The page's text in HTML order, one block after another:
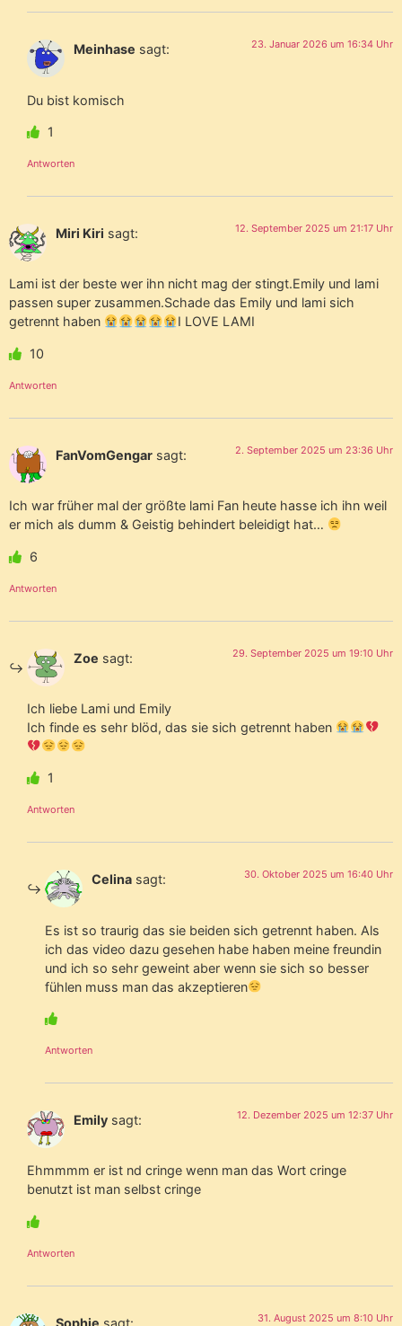
Meinhase sagt: 23. Januar 2026 um 16:34 Uhr
Du bist komisch
1
Antworten
Miri Kiri sagt: 12. September 2025 um 21:17 Uhr
Lami ist der beste wer ihn nicht mag der stingt.Emily und lami
passen super zusammen.Schade das Emily und lami sich
getrennt haben
I LOVE LAMI
10
Antworten
FanVomGengar sagt: 2. September 2025 um 23:36 Uhr
Ich war früher mal der größte lami Fan heute hasse ich ihn weil
er mich als dumm & Geistig behindert beleidigt hat…
6
Antworten
Zoe sagt: 29. September 2025 um 19:10 Uhr
Ich liebe Lami und Emily
Ich finde es sehr blöd, das sie sich getrennt haben
1
Antworten
Celina sagt: 30. Oktober 2025 um 16:40 Uhr
Es ist so traurig das sie beiden sich getrennt haben. Als
ich das video dazu gesehen habe haben meine freundin
und ich so sehr geweint aber wenn sie sich so besser
fühlen muss man das akzeptieren
Antworten
Emily sagt: 12. Dezember 2025 um 12:37 Uhr
Ehmmmm er ist nd cringe wenn man das Wort cringe
benutzt ist man selbst cringe
Antworten
Sophie sagt: 31. August 2025 um 8:10 Uhr